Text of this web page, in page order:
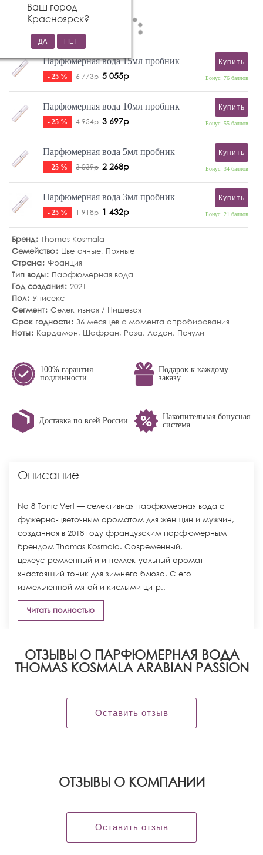
Ваш город —
Красноярск?
Парфюмерная вода 15мл пробник
- 25 % 6 773р 5 055р
Купить
Бонус: 76 баллов
Парфюмерная вода 10мл пробник
- 25 % 4 954р 3 697р
Купить
Бонус: 55 баллов
Парфюмерная вода 5мл пробник
- 25 % 3 039р 2 268р
Купить
Бонус: 34 баллов
Парфюмерная вода 3мл пробник
- 25 % 1 918р 1 432р
Купить
Бонус: 21 баллов
Бренд Thomas Kosmala
Семейство
Цветочные, Пряные
Страна Франция
Тип воды
Парфюмерная вода
Год создания 2021
Пол Унисекс
Сегмент Селективная / Нишевая
Срок годности 36 месяцев с момента апробирования
Ноты
Кардамон, Шафран, Роза, Ладан, Пачули
100% гарантия
подлинности
Подарок к каждому
заказу
Доставка по всей России
Накопительная бонусная
система
Описание
No 8 Tonic Vert — селективная парфюмерная вода с
фужерно-цветочным ароматом для женщин и мужчин,
созданная в 2018 году французским парфюмерным
брендом Thomas Kosmala. Современный,
целеустремленный и интеллектуальный аромат —
«настоящий тоник для зимнего блюза. С его
измельченной мятой и кислыми цитр..
Читать полностью
ОТЗЫВЫ О ПАРФЮМЕРНАЯ ВОДА
THOMAS KOSMALA ARABIAN PASSION
Оставить отзыв
OТЗЫВЫ О КОМПАНИИ
Оставить отзыв